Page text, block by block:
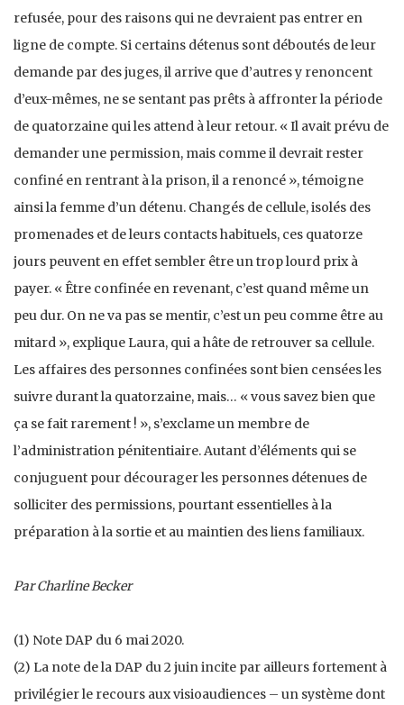
refusée, pour des raisons qui ne devraient pas entrer en
ligne de compte. Si certains détenus sont déboutés de leur
demande par des juges, il arrive que d’autres y renoncent
d’eux-mêmes, ne se sentant pas prêts à affronter la période
de quatorzaine qui les attend à leur retour. « Il avait prévu de
demander une permission, mais comme il devrait rester
confiné en rentrant à la prison, il a renoncé », témoigne
ainsi la femme d’un détenu. Changés de cellule, isolés des
promenades et de leurs contacts habituels, ces quatorze
jours peuvent en effet sembler être un trop lourd prix à
payer. « Être confinée en revenant, c’est quand même un
peu dur. On ne va pas se mentir, c’est un peu comme être au
mitard », explique Laura, qui a hâte de retrouver sa cellule.
Les affaires des personnes confinées sont bien censées les
suivre durant la quatorzaine, mais… « vous savez bien que
ça se fait rarement ! », s’exclame un membre de
l’administration pénitentiaire. Autant d’éléments qui se
conjuguent pour décourager les personnes détenues de
solliciter des permissions, pourtant essentielles à la
préparation à la sortie et au maintien des liens familiaux.
Par Charline Becker
(1) Note DAP du 6 mai 2020.
(2) La note de la DAP du 2 juin incite par ailleurs fortement à
privilégier le recours aux visioaudiences – un système dont